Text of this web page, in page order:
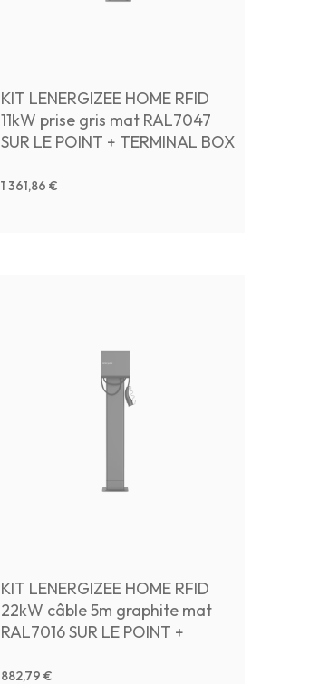
KIT LENERGIZEE HOME RFID
11kW prise gris mat RAL7047
SUR LE POINT + TERMINAL BOX
1 361,86 €
KIT LENERGIZEE HOME RFID
22kW câble 5m graphite mat
RAL7016 SUR LE POINT +
882,79 €